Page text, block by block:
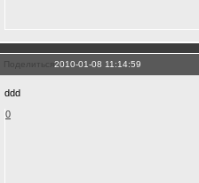
Поделиться2010-01-08 11:14:59
ddd
0